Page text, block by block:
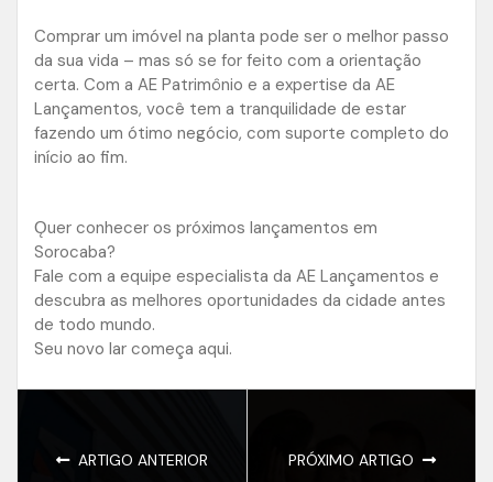
Comprar um imóvel na planta pode ser o melhor passo
da sua vida – mas só se for feito com a orientação
certa. Com a AE Patrimônio e a expertise da AE
Lançamentos, você tem a tranquilidade de estar
fazendo um ótimo negócio, com suporte completo do
início ao fim.
Ǫuer conhecer os próximos lançamentos em
Sorocaba?
Fale com a equipe especialista da AE Lançamentos e
descubra as melhores oportunidades da cidade antes
de todo mundo.
Seu novo lar começa aqui.
ARTIGO ANTERIOR PRÓXIMO ARTIGO